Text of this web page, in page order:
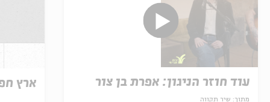
עוד חוזר הניגון: אפרת בן צור
מתוך: שיר תקווה
ארץ